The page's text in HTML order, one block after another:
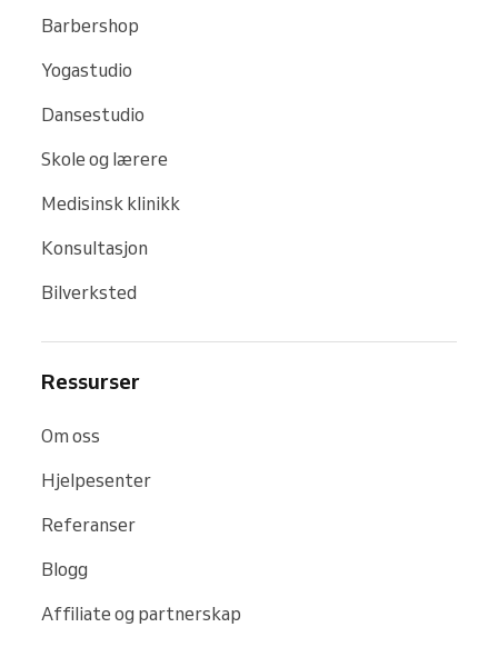
Barbershop
Yogastudio
Dansestudio
Skole og lærere
Medisinsk klinikk
Konsultasjon
Bilverksted
Ressurser
Om oss
Hjelpesenter
Referanser
Blogg
Affiliate og partnerskap